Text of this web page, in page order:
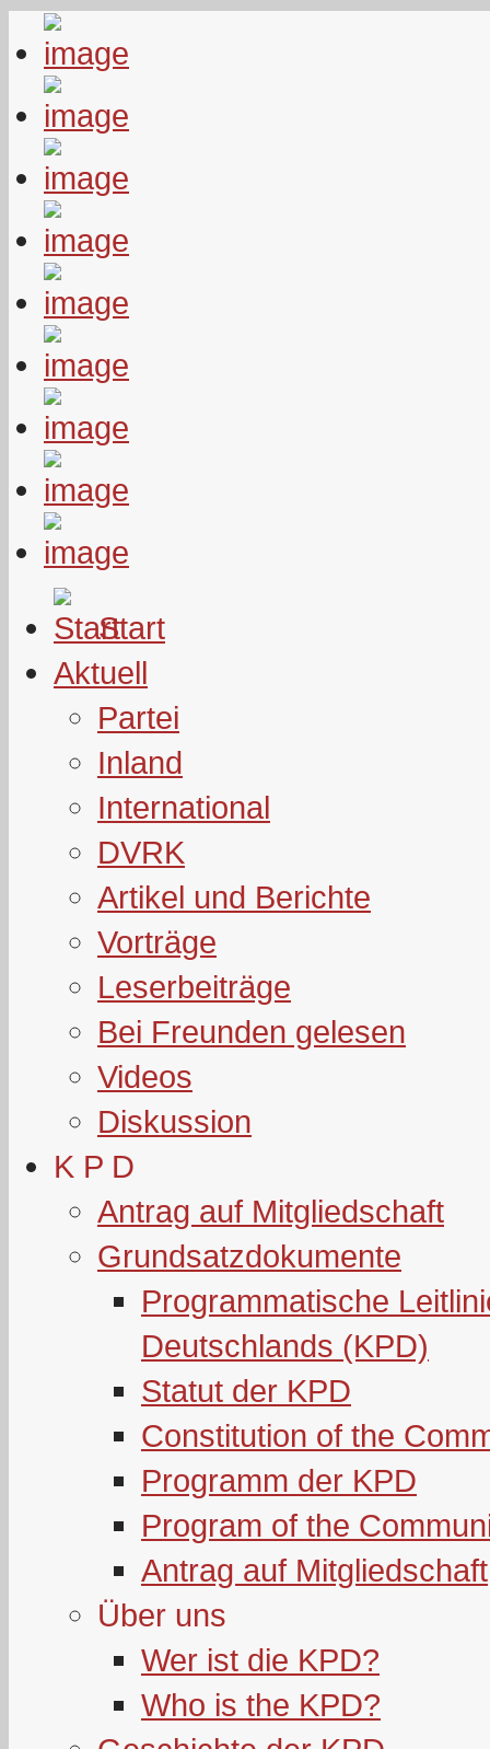
Start
Aktuell
Partei
Inland
International
DVRK
Artikel und Berichte
Vorträge
Leserbeiträge
Bei Freunden gelesen
Videos
Diskussion
K P D
Antrag auf Mitgliedschaft
Grundsatzdokumente
Programmatische
Deutschlands (KPD)
Statut der KPD
Constitution of the
Programm der KPD
Program of the
Antrag auf Mitgliedschaft
Über uns
Wer ist die KPD?
Who is the KPD?